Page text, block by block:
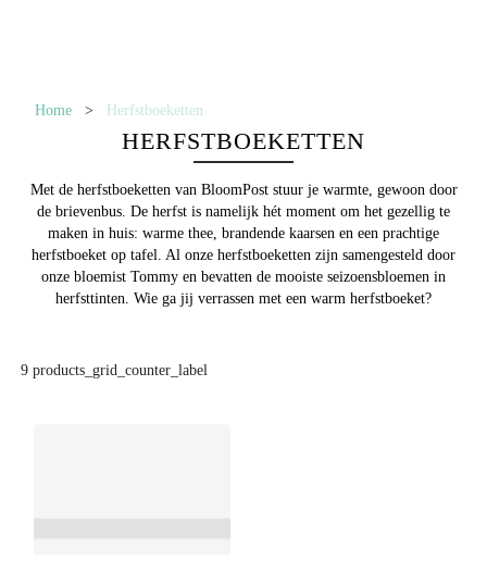
Home > Herfstboeketten
HERFSTBOEKETTEN
Met de herfstboeketten van BloomPost stuur je warmte, gewoon door
de brievenbus. De herfst is namelijk hét moment om het gezellig te
maken in huis: warme thee, brandende kaarsen en een prachtige
herfstboeket op tafel. Al onze herfstboeketten zijn samengesteld door
onze bloemist Tommy en bevatten de mooiste seizoensbloemen in
herfsttinten. Wie ga jij verrassen met een warm herfstboeket?
9 products_grid_counter_label